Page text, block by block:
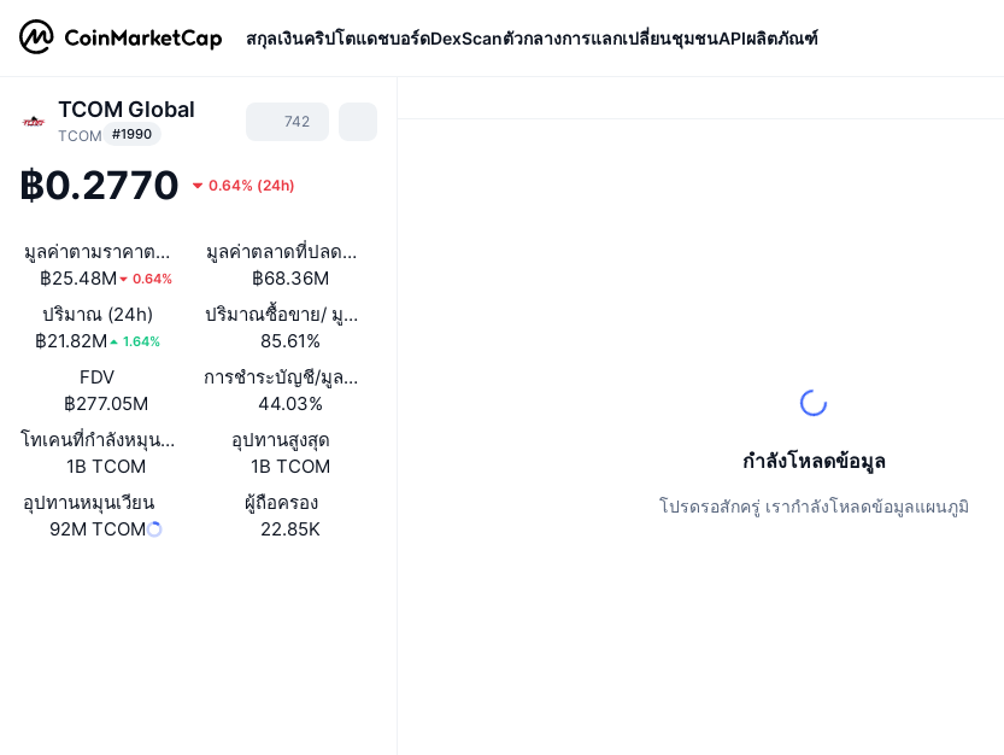
สกุลเงินคริปโตแดชบอร์ดDexScanตัวกลางการแลกเปลี่ยนชุมชนAPIผลิตภัณฑ์
TCOM Global
TCOM #1990
742
฿0.2770 0.64% (24h)
มูลค่าตามราคาตลาด
฿25.48M
0.64%
มูลค่าตลาดที่ปลดล็อกแล้ว
฿68.36M
ปริมาณ (24h)
฿21.82M
1.64%
ปริมาณซื้อขาย/ มูลค่าหลักทรัพย์ตามราคาตลาด (24 ชม.)
85.61%
FDV
฿277.05M
การชำระบัญชี/มูลค่าตลาด
44.03%
โทเคนที่กำลังหมุนเวียนหรือถูกล็อค
1B TCOM
อุปทานสูงสุด
1B TCOM
อุปทานหมุนเวียน
92M TCOM
ผู้ถือครอง
22.85K
กำลังโหลดข้อมูล
โปรดรอสักครู่ เรากำลังโหลดข้อมูลแผนภูมิ